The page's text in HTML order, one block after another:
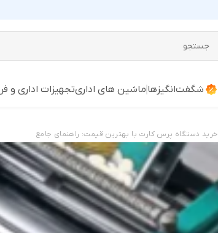
شگفت‌انگیزها ماشین های اداریتجهیزات اداری و
خرید دستگاه پرس کارت با بهترین قیمت: راهنمای جامع